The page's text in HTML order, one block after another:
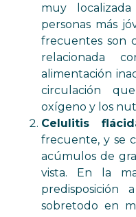
muy
personas más
frecuentes son
relacionada
alimentación
circulación
oxígeno y los
Celulitis
frecuente, y se
acúmulos de
vista. En la
predisposición
sobretodo en